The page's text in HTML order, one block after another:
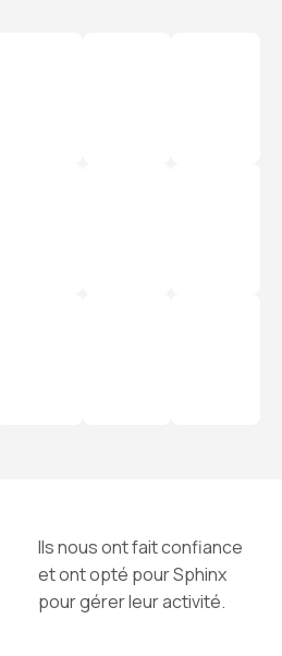
Ils nous ont fait confiance
et ont opté pour Sphinx
pour gérer leur activité.